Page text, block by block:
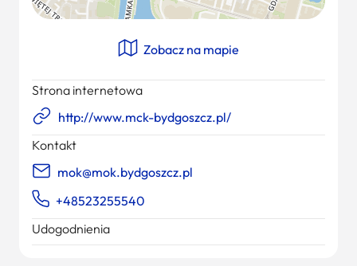
Zobacz na mapie
Strona internetowa
http://www.mck-bydgoszcz.pl/
Kontakt
mok@mok.bydgoszcz.pl
+48523255540
Udogodnienia